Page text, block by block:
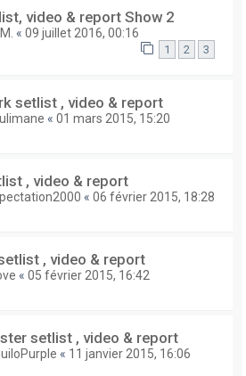
video & report Show 2
« 09 juillet 2016, 00:16
1 2 3
setlist , video & report
« 01 mars 2015, 15:20
, video & report
« 06 février 2015, 18:28
, video & report
« 05 février 2015, 16:42
setlist , video & report
« 11 janvier 2015, 16:06